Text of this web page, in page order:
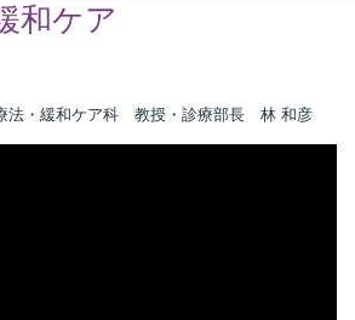
和ケア
法・緩和ケア科 教授・診療部長 林 和彦